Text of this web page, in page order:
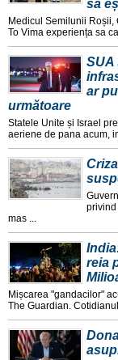
să
Medicul Semilunii Roșii,
To Vima experiența sa
SUA
ar
următoare
Statele Unite și Israel
aeriene de pana acum,
privind
mas ...
reia
Mișcarea "gandacilor"
The Guardian.